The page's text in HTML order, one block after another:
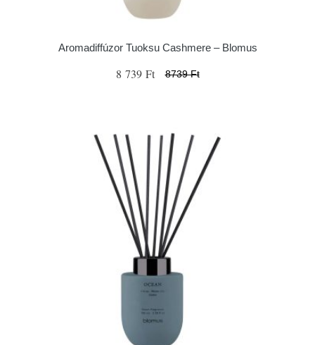
Aromadiffúzor Tuoksu Cashmere – Blomus
8 739 Ft 8739 Ft